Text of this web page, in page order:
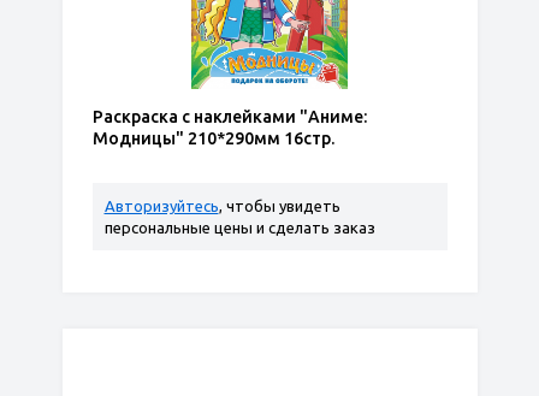
Раскраска с наклейками "Аниме:
Модницы" 210*290мм 16стр.
Авторизуйтесь, чтобы увидеть
персональные цены и сделать заказ